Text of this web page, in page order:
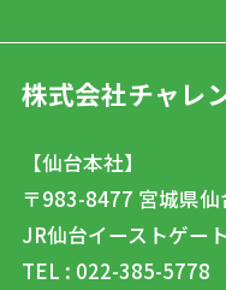
株式会社チャレ
【仙台本社】
〒983-8477 宮城県
JR仙台イーストゲー
TEL : 022-385-5778